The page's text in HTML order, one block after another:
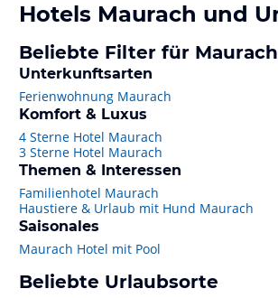
Hotels Maurach und
Beliebte Filter für Maurach
Unterkunftsarten
Ferienwohnung Maurach
Komfort & Luxus
4 Sterne Hotel Maurach
3 Sterne Hotel Maurach
Themen & Interessen
Familienhotel Maurach
Haustiere & Urlaub mit Hund Maurach
Saisonales
Maurach Hotel mit Pool
Beliebte Urlaubsorte